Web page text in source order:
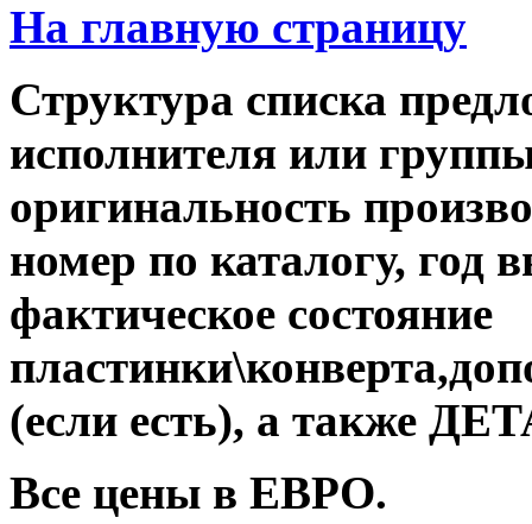
На главную страницу
Структура списка
исполнителя или
оригинальность
номер по каталогу, год
фактическое состояние
(если есть), а также
Все цены в ЕВРО.